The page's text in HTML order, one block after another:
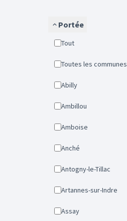
Portée
Tout
Toutes les communes
Abilly
Ambillou
Amboise
Anché
Antogny-le-Tillac
Artannes-sur-Indre
Assay